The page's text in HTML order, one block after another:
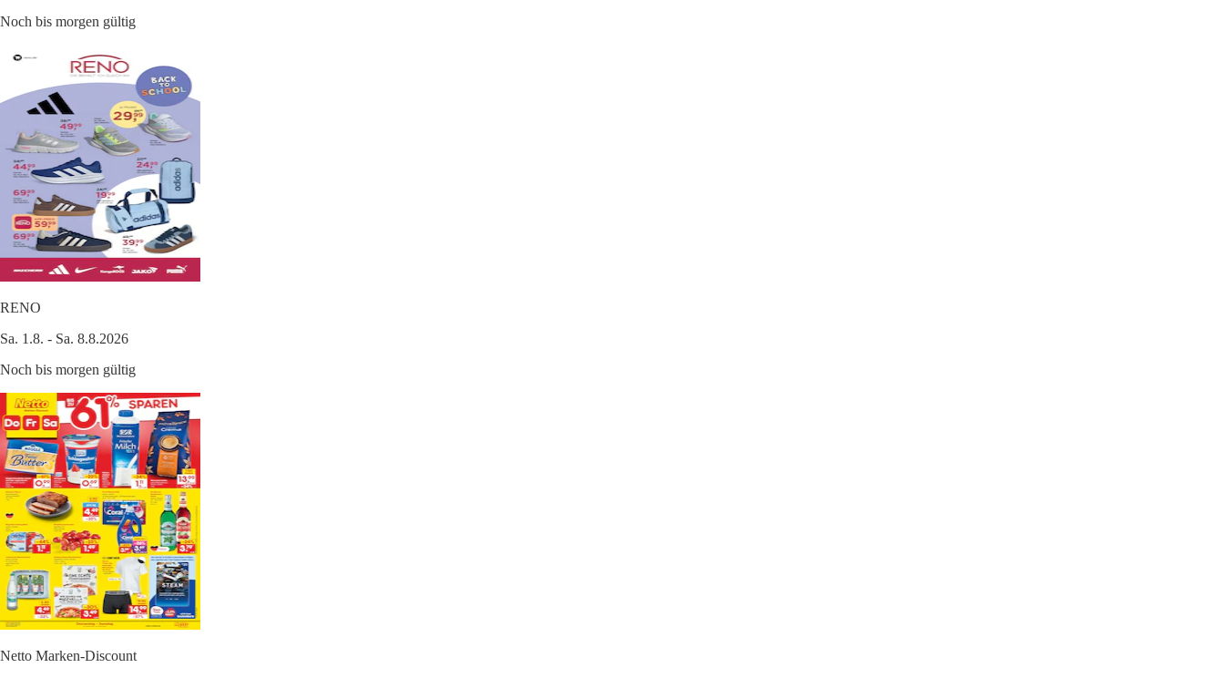
Noch bis morgen gültig
RENO
Sa. 1.8. - Sa. 8.8.2026
Noch bis morgen gültig
Netto Marken-Discount